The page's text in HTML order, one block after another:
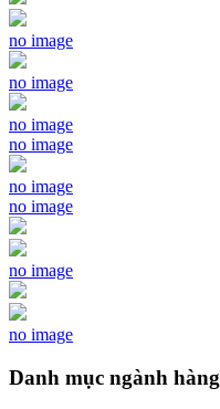
no image
no image
no image
no image
no image
no image
no image
no image
Danh mục ngành hàng